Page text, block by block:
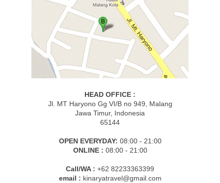
HEAD OFFICE :
Jl. MT Haryono Gg VI/B no 949, Malang
Jawa Timur, Indonesia
65144
OPEN EVERYDAY: 08:00 - 21:00
ONLINE : 08:00 - 21:00
Call/WA : +62 82233363399
email : kinaryatravel@gmail.com